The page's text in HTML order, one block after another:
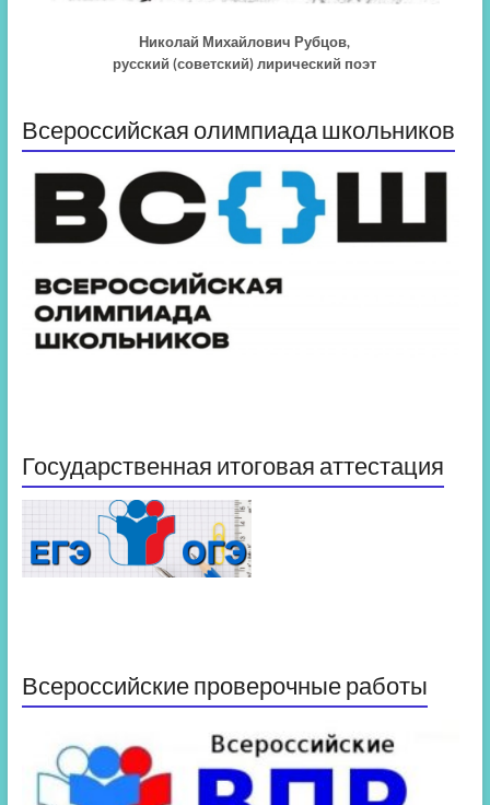
Николай Михайлович Рубцов,
русский (советский) лирический поэт
Всероссийская олимпиада школьников
Государственная итоговая аттестация
Всероссийские проверочные работы